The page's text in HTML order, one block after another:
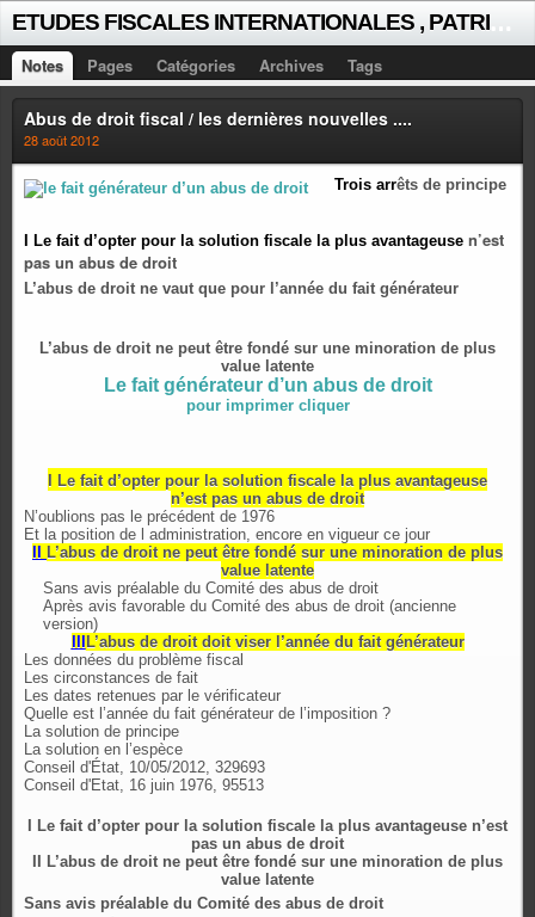
Notes Pages Catégories Archives Tags
Abus de droit fiscal / les dernières nouvelles ....
28 août 2012
Trois arrêts de principe
I Le fait d’opter pour la solution fiscale la plus avantageuse n’est
pas un abus de droit
L’abus de droit ne vaut que pour l’année du fait générateur
L’abus de droit ne peut être fondé sur une minoration de plus
value latente
Le fait générateur d’un abus de droit
pour imprimer cliquer
I Le fait d’opter pour la solution fiscale la plus avantageuse
n’est pas un abus de droit
N’oublions pas le précédent de 1976
Et la position de l administration, encore en vigueur ce jour
II L’abus de droit ne peut être fondé sur une minoration de plus
value latente
Sans avis préalable du Comité des abus de droit
Après avis favorable du Comité des abus de droit (ancienne
version)
IIIL’abus de droit doit viser l’année du fait générateur
Les données du problème fiscal
Les circonstances de fait
Les dates retenues par le vérificateur
Quelle est l’année du fait générateur de l’imposition ?
La solution de principe
La solution en l’espèce
Conseil d'État, 10/05/2012, 329693
Conseil d'Etat, 16 juin 1976, 95513
I Le fait d’opter pour la solution fiscale la plus avantageuse n’est
pas un abus de droit
II L’abus de droit ne peut être fondé sur une minoration de plus
value latente
Sans avis préalable du Comité des abus de droit